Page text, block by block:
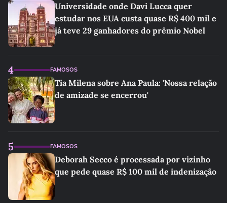
Universidade onde Davi Lucca quer
estudar nos EUA custa quase R$ 400 mil e
já teve 29 ganhadores do prêmio Nobel
4 FAMOSOS
Tia Milena sobre Ana Paula: 'Nossa relação
de amizade se encerrou'
5 FAMOSOS
Deborah Secco é processada por vizinho
que pede quase R$ 100 mil de indenização